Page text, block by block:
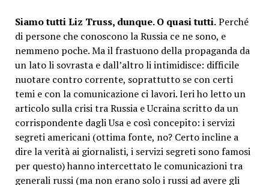
Siamo tutti Liz Truss, dunque. O quasi tutti.Perché
di persone che conoscono la Russia ce ne sono, e
nemmeno poche. Ma il frastuono della propaganda da
un lato li sovrasta e dall’altro li intimidisce: difficile
nuotare contro corrente, soprattutto se con certi
temi e con la comunicazione ci lavori. Ieri ho letto un
articolo sulla crisi tra Russia e Ucraina scritto da un
corrispondente dagli Usa e così concepito: i servizi
segreti americani (ottima fonte, no? Certo incline a
dire la verità ai giornalisti, i servizi segreti sono famosi
per questo) hanno intercettato le comunicazioni tra
generali russi (ma non erano solo i russi ad avere gli